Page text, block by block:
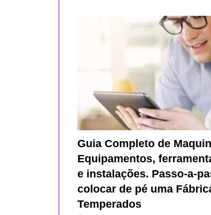
Guia Completo de
Equipamentos,
e instalações. Passo-a-
colocar de pé uma
Temperados